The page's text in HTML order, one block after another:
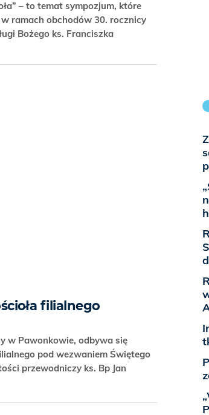
– to temat sympozjum, które
w ramach obchodów 30. rocznicy
Bożego ks. Franciszka
filialnego
w Pawonkowie, odbywa się
pod wezwaniem Świętego
przewodniczy ks. Bp Jan